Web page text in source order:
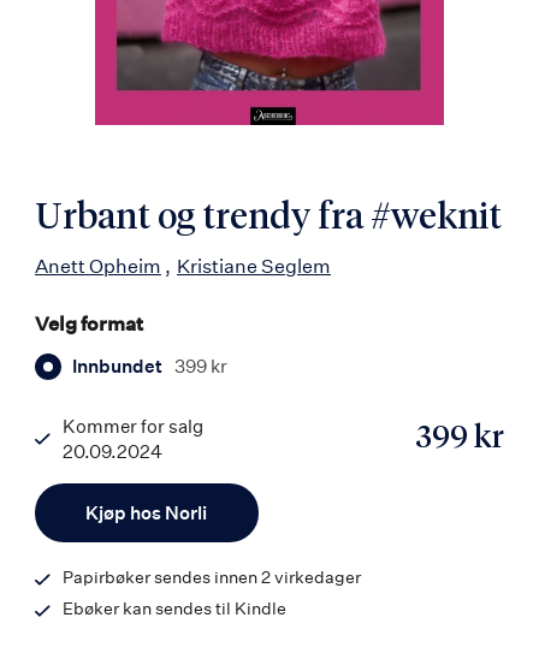
Urbant og trendy fra #weknit
Anett Opheim Kristiane Seglem
Velg format
Innbundet 399 kr
Kjøp hos Norli
399 kr
Kommer for salg
20.09.2024
9788203453915
Papirbøker sendes innen 2 virkedager
Ebøker kan sendes til Kindle